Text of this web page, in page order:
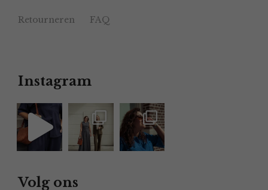
Retourneren FAQ
Instagram
Volg ons